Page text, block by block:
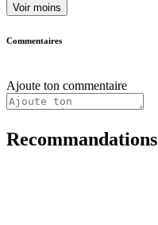
Voir moins
Commentaires
Ajoute ton commentaire
Recommandations